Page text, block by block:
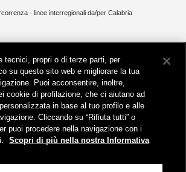
- linee interregionali da/per Calabria
conducente
sul Lago Trasimeno
stampa
, Gruppo FS Italiane, è attiva nei servizi di
ed all'estero, che gestisce direttamente o
tecnici, propri o di terze parti, per
su questo sito web e migliorare la tua
Puoi acconsentire, inoltre,
cookie di profilazione, che ci aiutano ad
in base al tuo profilo e alle
Cliccando su “Rifiuta tutti” o
puoi procedere nella navigazione con i
Scopri di più nella nostra Informativa